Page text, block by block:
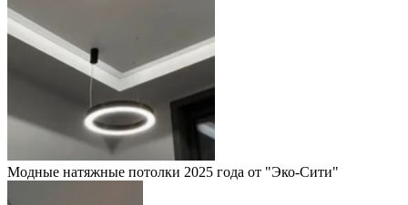
Модные натяжные потолки 2025 года от "Эко-Сити"